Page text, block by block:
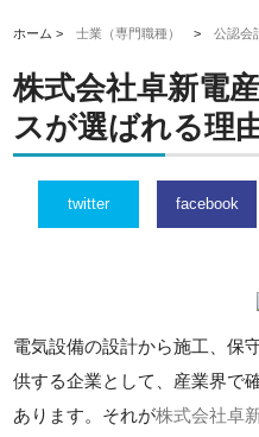
ホーム >士業（専門職種） >公認会
株式会社卓新電
スが選ばれる理
twitter facebook
電気設備の設計から施工、保
供する企業として、産業界で
あります。それが株式会社卓